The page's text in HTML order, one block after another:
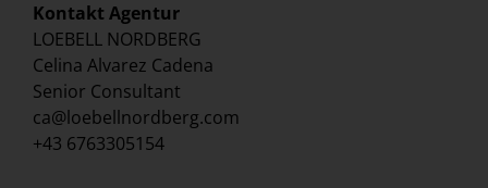
Kontakt Agentur
LOEBELL NORDBERG
Celina Alvarez Cadena
Senior Consultant
ca@loebellnordberg.com
+43 6763305154